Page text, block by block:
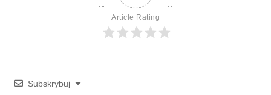
Article Rating
Subskrybuj